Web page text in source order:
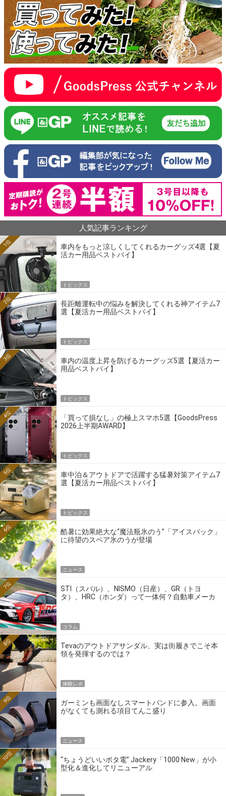
人気記事ランキング
車内をもっと涼しくしてくれるカーグッズ4選【夏
活カー用品ベストバイ】
1位
トピックス
長距離運転中の悩みを解決してくれる神アイテム7
選【夏活カー用品ベストバイ】
2位
トピックス
車内の温度上昇を防げるカーグッズ5選【夏活カー
用品ベストバイ】
3位
トピックス
「買って損なし」の極上スマホ5選【GoodsPress
2026上半期AWARD】
4位
トピックス
車中泊＆アウトドアで活躍する猛暑対策アイテム7
選【夏活カー用品ベストバイ】
5位
トピックス
酷暑に効果絶大な“魔法瓶氷のう”「アイスパック」
に待望のスペア氷のうが登場
6位
ニュース
STI（スバル）、NISMO（日産）、GR（トヨ
タ）、HRC（ホンダ）って一体何？自動車メーカ
7位
コラム
Tevaのアウトドアサンダル、実は街履きでこそ本
領を発揮するのでは？
8位
体験レポ
ガーミンも画面なしスマートバンドに参入。画面
がなくても測れる項目てんこ盛り
9位
ニュース
“ちょうどいいポタ電” Jackery「1000 New」が小
型化＆進化してリニューアル
10位